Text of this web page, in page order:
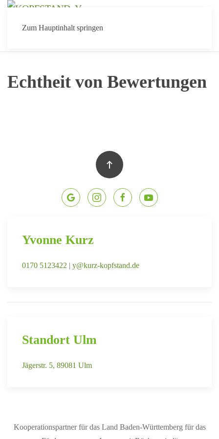
Zum Hauptinhalt springen
Echtheit von Bewertungen
Yvonne Kurz
0170 5123422 | y@kurz-kopfstand.de
Standort Ulm
Jägerstr. 5, 89081 Ulm
Kooperationspartner für das Land Baden-Württemberg für das